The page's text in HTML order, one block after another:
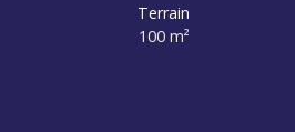
Terrain
100 m²